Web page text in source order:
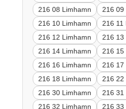
216 08 Limhamn
216 09
216 10 Limhamn
216 11
216 12 Limhamn
216 13
216 14 Limhamn
216 15
216 16 Limhamn
216 17
216 18 Limhamn
216 22
216 30 Limhamn
216 31
216 32 Limhamn
216 33